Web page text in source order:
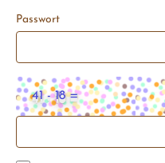
Passwort
41 - 18 =